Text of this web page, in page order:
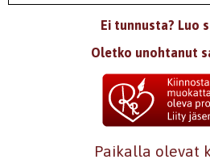
Ei tunnusta? Luo
Oletko unohtanut
Paikalla olevat